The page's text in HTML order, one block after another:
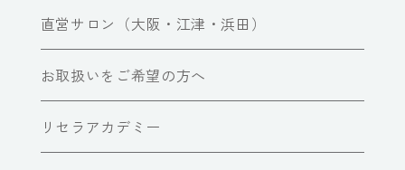
直営サロン（大阪・江津・浜田）
お取扱いをご希望の方へ
リセラアカデミー